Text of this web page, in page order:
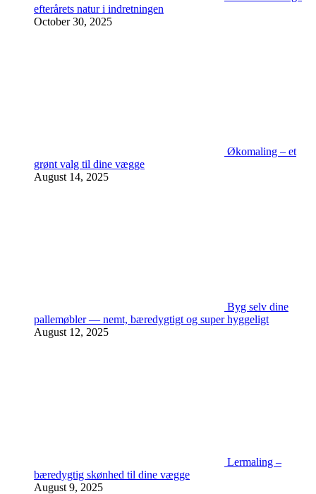
efterårets natur i indretningen
October 30, 2025
Økomaling – et
grønt valg til dine vægge
August 14, 2025
Byg selv dine
pallemøbler — nemt, bæredygtigt og super hyggeligt
August 12, 2025
Lermaling –
bæredygtig skønhed til dine vægge
August 9, 2025